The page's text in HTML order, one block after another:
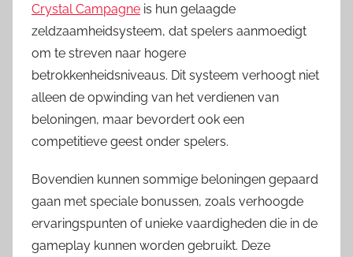
Crystal Campagne is hun gelaagde
zeldzaamheidsysteem, dat spelers aanmoedigt
om te streven naar hogere
betrokkenheidsniveaus. Dit systeem verhoogt niet
alleen de opwinding van het verdienen van
beloningen, maar bevordert ook een
competitieve geest onder spelers.
Bovendien kunnen sommige beloningen gepaard
gaan met speciale bonussen, zoals verhoogde
ervaringspunten of unieke vaardigheden die in de
gameplay kunnen worden gebruikt. Deze